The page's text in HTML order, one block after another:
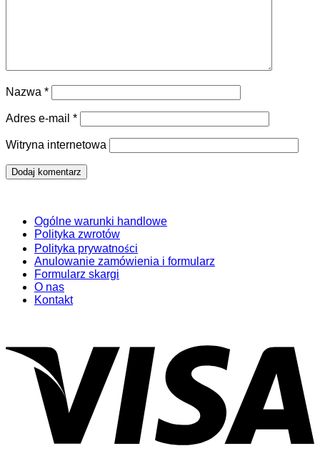
Nazwa *
Adres e-mail *
Witryna internetowa
Ogólne warunki handlowe
Polityka zwrotów
Polityka prywatności
Anulowanie zamówienia i formularz
Formularz skargi
O nas
Kontakt